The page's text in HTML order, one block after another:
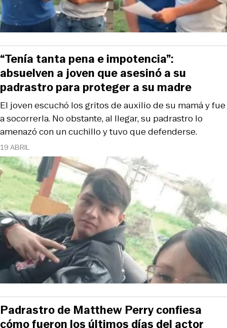
19 ABRIL
El joven escuchó los gritos de auxilio de su mamá y fue
a socorrerla. No obstante, al llegar, su padrastro lo
amenazó con un cuchillo y tuvo que defenderse.
“Tenía tanta pena e impotencia”:
absuelven a joven que asesinó a su
padrastro para proteger a su madre
Padrastro de Matthew Perry confiesa
cómo fueron los últimos días del actor